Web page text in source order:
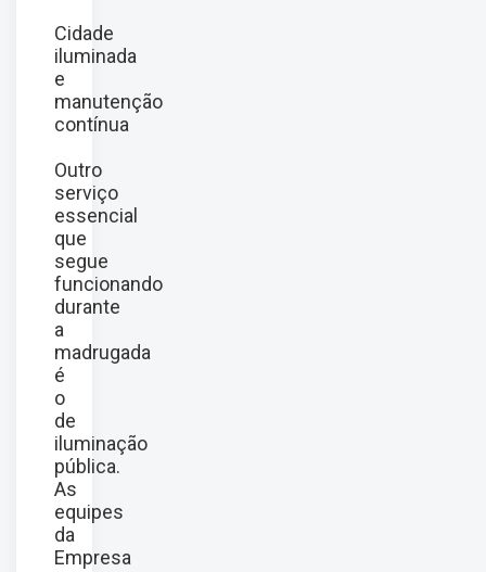
Cidade
iluminada
e
manutenção
contínua
Outro
serviço
essencial
que
segue
funcionando
durante
a
madrugada
é
o
de
iluminação
pública.
As
equipes
da
Empresa